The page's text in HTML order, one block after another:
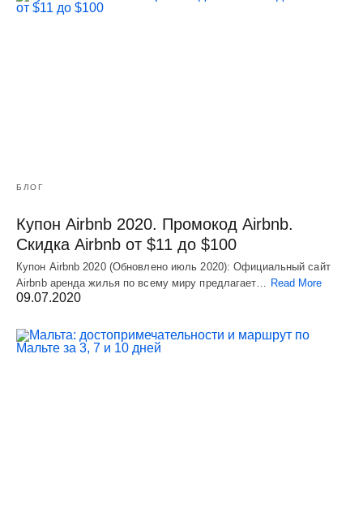
БЛОГ
Купон Airbnb 2020. Промокод Airbnb.
Скидка Airbnb от $11 до $100
Купон Airbnb 2020 (Обновлено июль 2020): Официальный сайт
Airbnb аренда жилья по всему миру предлагает… Read More
09.07.2020